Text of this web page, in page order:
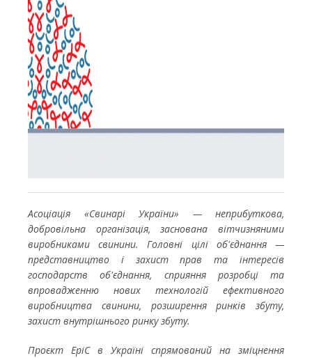
Асоціація «Свинарі України» — неприбуткова,
добровільна організація, заснована вітчизняними
виробниками свинини. Головні цілі об'єднання —
представництво і захист прав та інтересів
господарств об'єднання, сприяння розробці та
впровадженню нових технологій ефективного
виробництва свинини, розширення ринків збуту,
захист внутрішнього ринку збуту.
Проєкт EpiC в Україні спрямований на зміцнення